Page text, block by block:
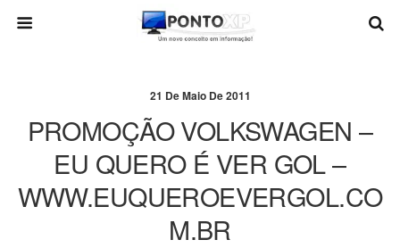
21 De Maio De 2011
PROMOÇÃO VOLKSWAGEN –
EU QUERO É VER GOL –
WWW.EUQUEROEVERGOL.CO
M.BR